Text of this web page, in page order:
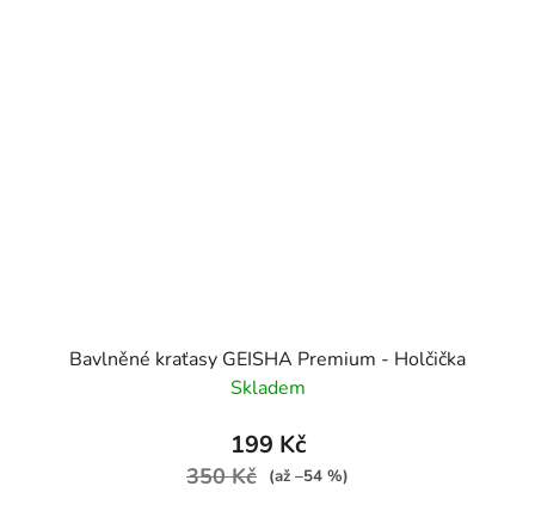
Bavlněné kraťasy GEISHA Premium - Holčička
Skladem
199 Kč
350 Kč (až –54 %)